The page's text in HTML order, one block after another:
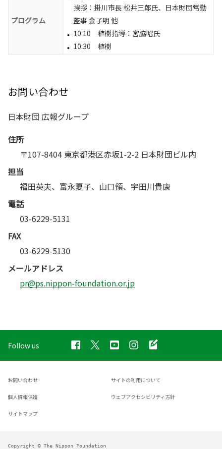
プログラム
挨拶：掛川市長 松井三郎氏、日本財団常勤
監事 金子明 他
10:10 植樹指導：宮脇昭氏
10:30 植樹
お問い合わせ
日本財団 広報グループ
住所
〒107-8404 東京都港区赤坂1-2-2 日本財団ビル内
担当
福田英夫、富永夏子、山口領、宇田川貴康
電話
03-6229-5131
FAX
03-6229-5130
メールアドレス
pr@ps.nippon-foundation.or.jp
Follow us
お問い合わせ サイトの利用について
個人情報保護 ウェブアクセシビリティ方針
サイトマップ
Copyright © The Nippon Foundation